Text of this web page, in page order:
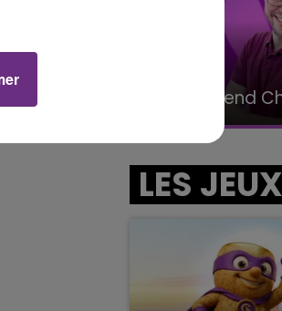
Le week-end
LES JEUX